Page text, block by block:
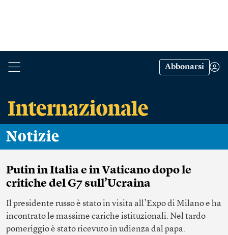
Abbonarsi
Notizie
Putin in Italia e in Vaticano dopo le
critiche del G7 sull’Ucraina
Il presidente russo è stato in visita all’Expo di Milano e ha
incontrato le massime cariche istituzionali. Nel tardo
pomeriggio è stato ricevuto in udienza dal papa.